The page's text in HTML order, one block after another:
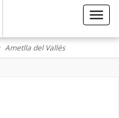
Ametlla del Vallés